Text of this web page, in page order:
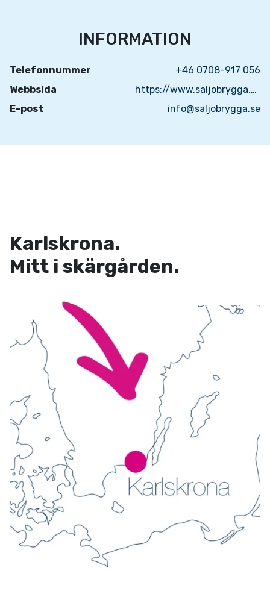
INFORMATION
Telefonnummer
+46 0708-917 056
Webbsida
https://www.saljobrygga.se/
E-post
info@saljobrygga.se
Karlskrona.
Mitt i skärgården.